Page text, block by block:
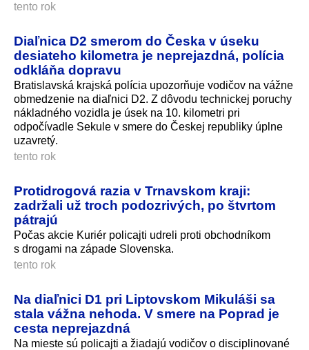
tento rok
Diaľnica D2 smerom do Česka v úseku
desiateho kilometra je neprejazdná, polícia
odkláňa dopravu
Bratislavská krajská polícia upozorňuje vodičov na vážne
obmedzenie na diaľnici D2. Z dôvodu technickej poruchy
nákladného vozidla je úsek na 10. kilometri pri
odpočívadle Sekule v smere do Českej republiky úplne
uzavretý.
tento rok
Protidrogová razia v Trnavskom kraji:
zadržali už troch podozrivých, po štvrtom
pátrajú
Počas akcie Kuriér policajti udreli proti obchodníkom
s drogami na západe Slovenska.
tento rok
Na diaľnici D1 pri Liptovskom Mikuláši sa
stala vážna nehoda. V smere na Poprad je
cesta neprejazdná
Na mieste sú policajti a žiadajú vodičov o disciplinované